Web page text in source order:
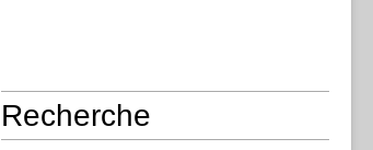
Recherche